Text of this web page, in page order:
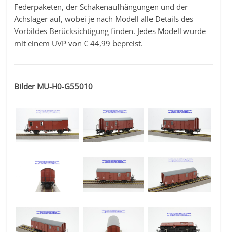
Federpaketen, der Schakenaufhängungen und der
Achslager auf, wobei je nach Modell alle Details des
Vorbildes Berücksichtigung finden. Jedes Modell wurde
mit einem UVP von € 44,99 bepreist.
Bilder MU-H0-G55010